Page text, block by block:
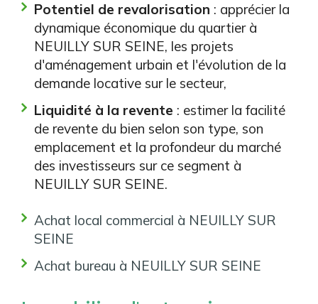
Potentiel de revalorisation : apprécier la
dynamique économique du quartier à
NEUILLY SUR SEINE, les projets
d'aménagement urbain et l'évolution de la
demande locative sur le secteur,
Liquidité à la revente : estimer la facilité
de revente du bien selon son type, son
emplacement et la profondeur du marché
des investisseurs sur ce segment à
NEUILLY SUR SEINE.
Achat local commercial à NEUILLY SUR
SEINE
Achat bureau à NEUILLY SUR SEINE